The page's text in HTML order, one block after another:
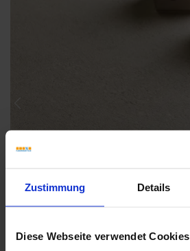
Zustimmung Details
Diese Webseite verwendet Cookies
Previous